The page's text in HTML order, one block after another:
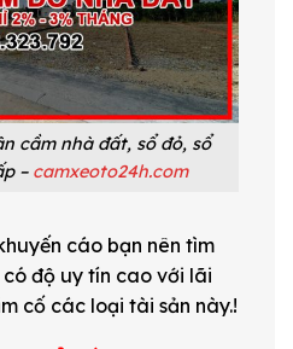
cầm nhà đất, sổ đỏ, sổ
– camxeoto24h.com
cáo bạn nên tìm
độ uy tín cao với lãi
cố các loại tài sản này.!